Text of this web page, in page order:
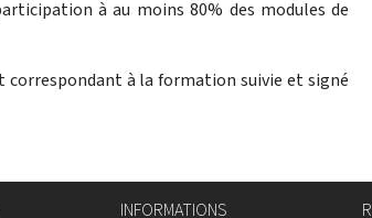
à au moins 80% des modules de
à la formation suivie et signé
INFORMATIONS